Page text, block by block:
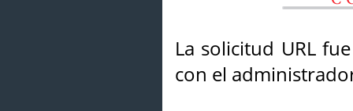
La solicitud URL
con el